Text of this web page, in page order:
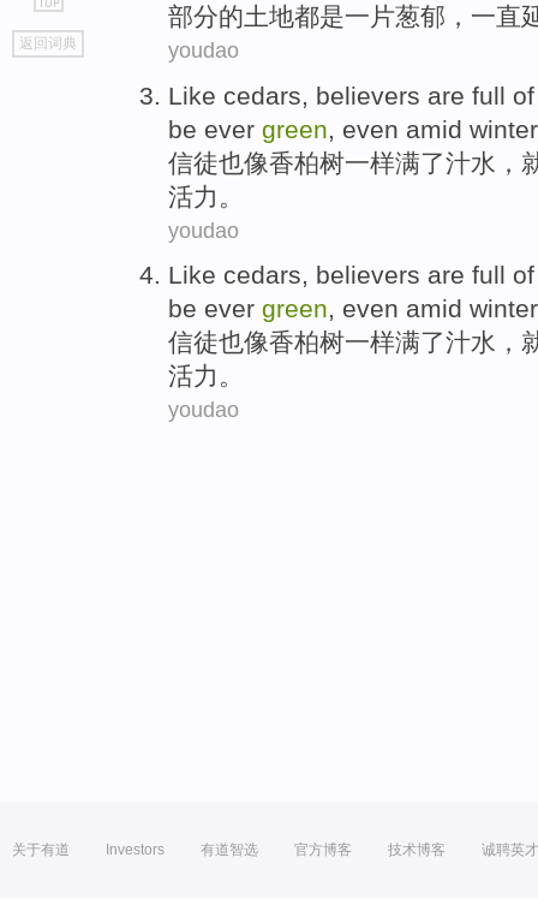
go
top
返回词典
部分的土地都是一 片葱郁， 一直
youdao
Like cedars believers are full
be ever green even amid
信徒也像香柏树一样满了汁水，
活力 。
youdao
Like cedars, believers are full
be ever green, even amid
信徒也像香柏树一样满了汁水，
活力 。
youdao
关于有道 Investors 有道智选 官方博客 技术博客 诚聘英才